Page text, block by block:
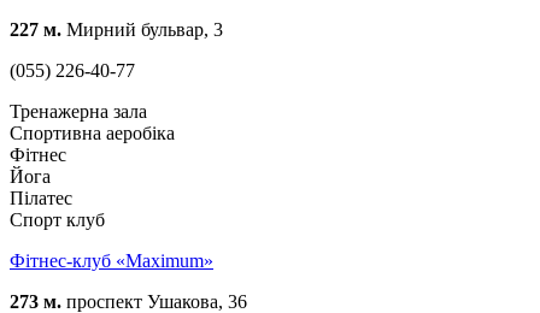
227 м. Мирний бульвар, 3
(055) 226-40-77
Тренажерна зала
Спортивна аеробіка
Фітнес
Йога
Пілатес
Спорт клуб
Фітнес-клуб «Maximum»
273 м. проспект Ушакова, 36